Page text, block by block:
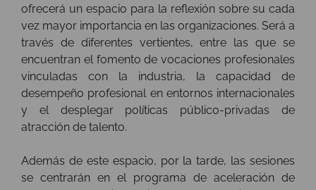
ofrecerá un espacio para la reflexión sobre su cada
vez mayor importancia en las organizaciones. Será a
través de diferentes vertientes, entre las que se
encuentran el fomento de vocaciones profesionales
vinculadas con la industria, la capacidad de
desempeño profesional en entornos internacionales
y el desplegar políticas público-privadas de
atracción de talento.
Además de este espacio, por la tarde, las sesiones
se centrarán en el programa de aceleración de